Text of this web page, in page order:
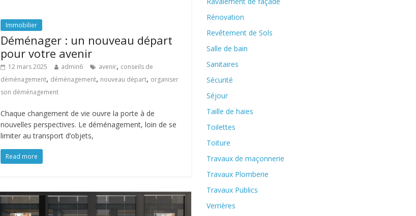
Immobilier
Déménager : un nouveau départ
pour votre avenir
12 mars 2025 admin6 avenir, conseils de
déménagement, déménagement, nouveau départ, organiser
son déménagement
Chaque changement de vie ouvre la porte à de
nouvelles perspectives. Le déménagement, loin de se
limiter au transport d’objets,
Read more
Rénovation
Revêtement de Sols
Salle de bain
Sanitaires
Sécurité
Séjour
Taille de haies
Toilettes
Toiture
Travaux de maçonnerie
Travaux Plomberie
Travaux Publics
Verrières